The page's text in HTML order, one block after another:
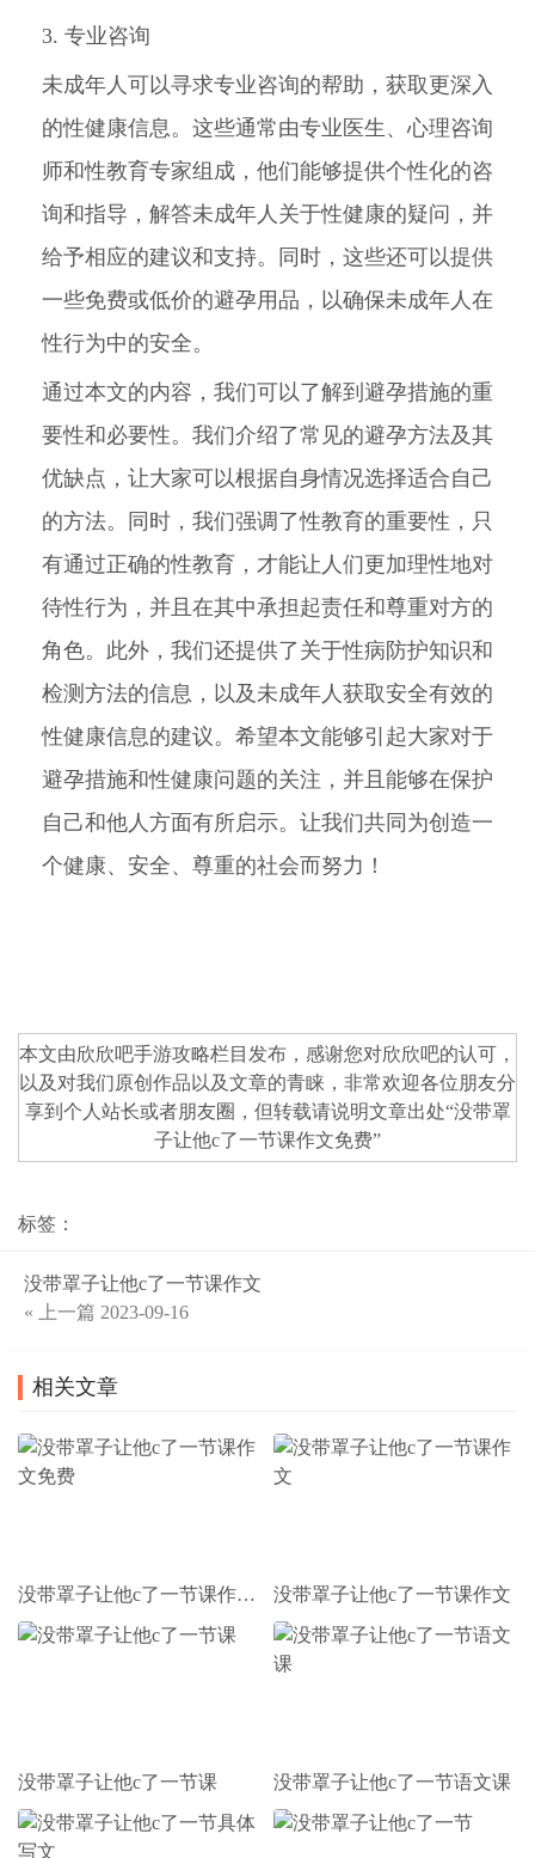
3. 专业咨询
未成年人可以寻求专业咨询的帮助，获取更深入
的性健康信息。这些通常由专业医生、心理咨询
师和性教育专家组成，他们能够提供个性化的咨
询和指导，解答未成年人关于性健康的疑问，并
给予相应的建议和支持。同时，这些还可以提供
一些免费或低价的避孕用品，以确保未成年人在
性行为中的安全。
通过本文的内容，我们可以了解到避孕措施的重
要性和必要性。我们介绍了常见的避孕方法及其
优缺点，让大家可以根据自身情况选择适合自己
的方法。同时，我们强调了性教育的重要性，只
有通过正确的性教育，才能让人们更加理性地对
待性行为，并且在其中承担起责任和尊重对方的
角色。此外，我们还提供了关于性病防护知识和
检测方法的信息，以及未成年人获取安全有效的
性健康信息的建议。希望本文能够引起大家对于
避孕措施和性健康问题的关注，并且能够在保护
自己和他人方面有所启示。让我们共同为创造一
个健康、安全、尊重的社会而努力！
本文由欣欣吧手游攻略栏目发布，感谢您对欣欣吧的认可，
以及对我们原创作品以及文章的青睐，非常欢迎各位朋友分
享到个人站长或者朋友圈，但转载请说明文章出处“没带罩
子让他c了一节课作文免费”
标签：
没带罩子让他c了一节课作文
« 上一篇 2023-09-16
相关文章
没带罩子让他c了一节课作文免费 没带罩子让他c了一节课作文
没带罩子让他c了一节课 没带罩子让他c了一节语文课